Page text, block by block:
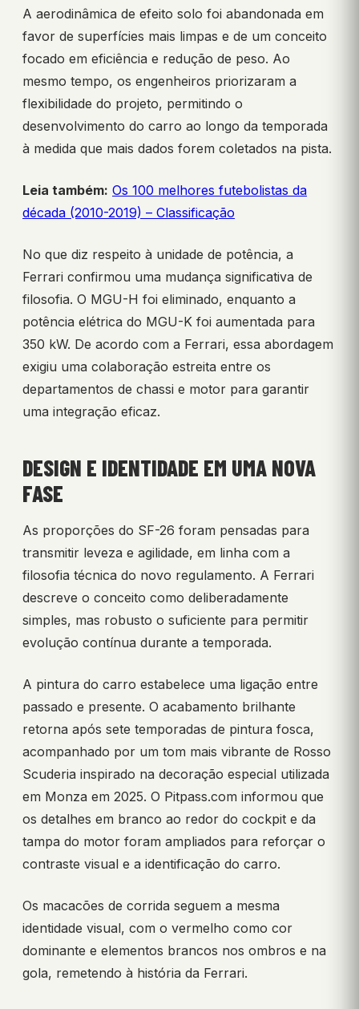
A aerodinâmica de efeito solo foi abandonada em
favor de superfícies mais limpas e de um conceito
focado em eficiência e redução de peso. Ao
mesmo tempo, os engenheiros priorizaram a
flexibilidade do projeto, permitindo o
desenvolvimento do carro ao longo da temporada
à medida que mais dados forem coletados na pista.
Leia também: Os 100 melhores futebolistas da
década (2010-2019) – Classificação
No que diz respeito à unidade de potência, a
Ferrari confirmou uma mudança significativa de
filosofia. O MGU-H foi eliminado, enquanto a
potência elétrica do MGU-K foi aumentada para
350 kW. De acordo com a Ferrari, essa abordagem
exigiu uma colaboração estreita entre os
departamentos de chassi e motor para garantir
uma integração eficaz.
DESIGN E IDENTIDADE EM UMA NOVA
FASE
As proporções do SF-26 foram pensadas para
transmitir leveza e agilidade, em linha com a
filosofia técnica do novo regulamento. A Ferrari
descreve o conceito como deliberadamente
simples, mas robusto o suficiente para permitir
evolução contínua durante a temporada.
A pintura do carro estabelece uma ligação entre
passado e presente. O acabamento brilhante
retorna após sete temporadas de pintura fosca,
acompanhado por um tom mais vibrante de Rosso
Scuderia inspirado na decoração especial utilizada
em Monza em 2025. O Pitpass.com informou que
os detalhes em branco ao redor do cockpit e da
tampa do motor foram ampliados para reforçar o
contraste visual e a identificação do carro.
Os macacões de corrida seguem a mesma
identidade visual, com o vermelho como cor
dominante e elementos brancos nos ombros e na
gola, remetendo à história da Ferrari.